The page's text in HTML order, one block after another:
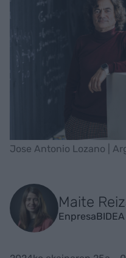
Jose Antonio Lozano |
Maite